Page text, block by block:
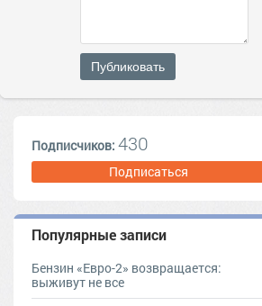
Публиковать
Подписчиков: 430
Подписаться
Популярные записи
Бензин «Евро-2» возвращается:
выживут не все